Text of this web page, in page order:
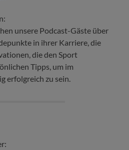
unsere Podcast-Gäste über
in ihrer Karriere, die
die den Sport
Tipps, um im
erfolgreich zu sein.